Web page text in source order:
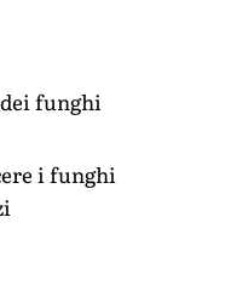
funghi
i funghi